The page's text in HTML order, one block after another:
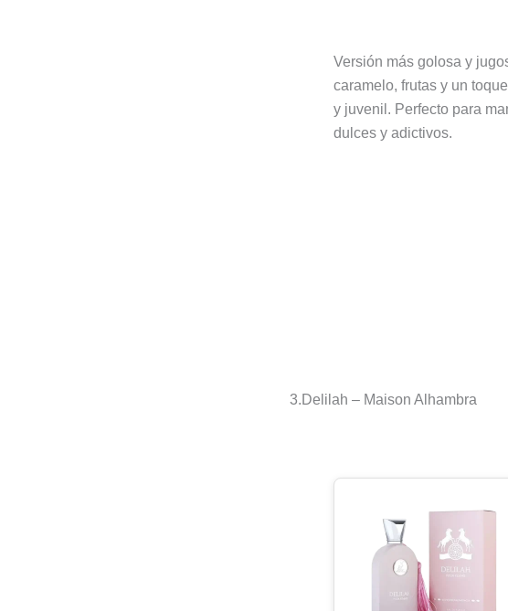
Versión más golosa y
caramelo, frutas y un
y juvenil. Perfecto para
dulces y adictivos.
3.Delilah – Maison Alhambra